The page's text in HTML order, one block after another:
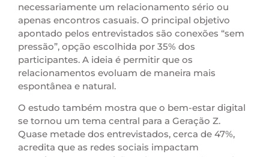
necessariamente um relacionamento sério ou
apenas encontros casuais. O principal objetivo
apontado pelos entrevistados são conexões “sem
pressão”, opção escolhida por 35% dos
participantes. A ideia é permitir que os
relacionamentos evoluam de maneira mais
espontânea e natural.
O estudo também mostra que o bem-estar digital
se tornou um tema central para a Geração Z.
Quase metade dos entrevistados, cerca de 47%,
acredita que as redes sociais impactam